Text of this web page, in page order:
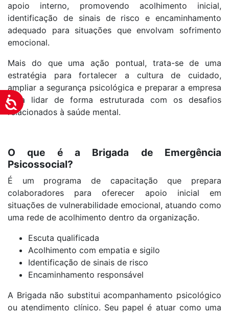
Acessibilidade
apoio interno, promovendo acolhimento inicial,
identificação de sinais de risco e encaminhamento
adequado para situações que envolvam sofrimento
emocional.
Mais do que uma ação pontual, trata-se de uma
estratégia para fortalecer a cultura de cuidado,
ampliar a segurança psicológica e preparar a empresa
para lidar de forma estruturada com os desafios
relacionados à saúde mental.
O que é a Brigada de Emergência
Psicossocial?
É um programa de capacitação que prepara
colaboradores para oferecer apoio inicial em
situações de vulnerabilidade emocional, atuando como
uma rede de acolhimento dentro da organização.
Escuta qualificada
Acolhimento com empatia e sigilo
Identificação de sinais de risco
Encaminhamento responsável
A Brigada não substitui acompanhamento psicológico
ou atendimento clínico. Seu papel é atuar como uma